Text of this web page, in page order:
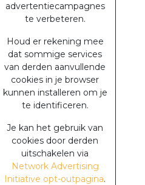
advertentiecampagnes
te verbeteren.
Houd er rekening mee
dat sommige services
van derden aanvullende
cookies in je browser
kunnen installeren om je
te identificeren.
Je kan het gebruik van
cookies door derden
uitschakelen via
Network Advertising
Initiative opt-outpagina.